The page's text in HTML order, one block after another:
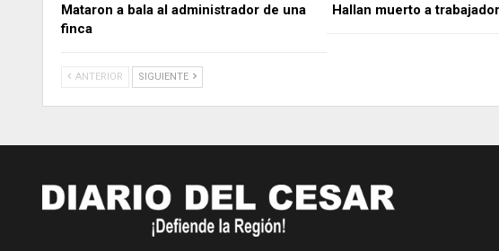
Mataron a bala al administrador de una
finca
Hallan muerto a
ANTERIOR SIGUIENTE